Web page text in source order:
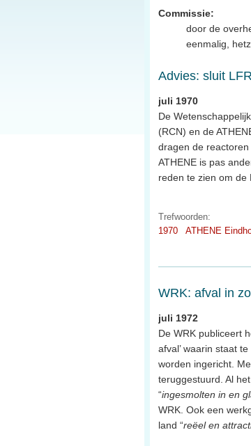
Commissie:
door de
eenmalig,
Advies: sluit
juli 1970
De
(RCN) en de
dragen de
ATHENE is pas
reden te zien om de
Trefwoorden:
1970
ATHENE
WRK: afval in
juli 1972
De WRK publiceert
afval’ waarin staat
worden ingericht.
teruggestuurd. Al
“ingesmolten in en
WRK. Ook een
land “reëel en